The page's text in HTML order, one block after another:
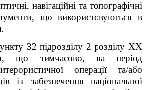
навігаційні та топографічні
що використовуються в
32підрозділу 2 розділу XX
що тимчасово, на період
операції та/або
із забезпечення національної